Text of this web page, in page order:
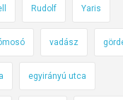
Rudolf Yaris
vadász
egyirányú utca